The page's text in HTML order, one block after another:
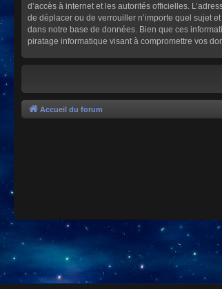
d’accès à internet et les autorités officielles.
de déplacer ou de verrouiller n’importe quel sujet
dans notre base de données. Bien que ces
piratage informatique visant à compromettre vos
Accueil du forum